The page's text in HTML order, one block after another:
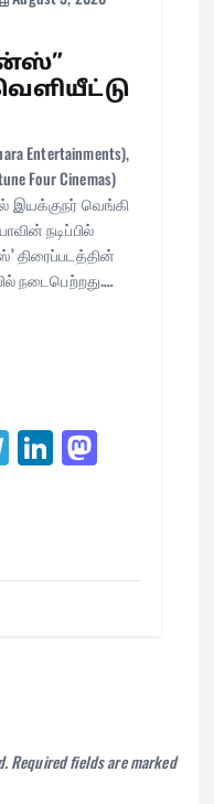
Entertainments),
Four Cinemas)
இயக்குநர் வெங்கி
நடிப்பில்
திரைப்படத்தின்
நடைபெற்றது.…
Te
le
m
Li
nk
M
n
Required fields are marked